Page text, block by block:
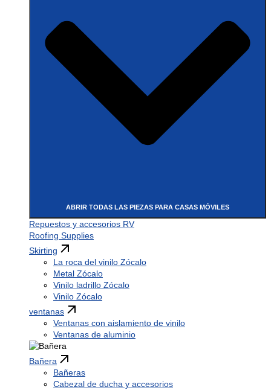
ABRIR TODAS LAS PIEZAS PARA CASAS MÓVILES
Repuestos y accesorios RV
Roofing Supplies
Skirting
La roca del vinilo Zócalo
Metal Zócalo
Vinilo ladrillo Zócalo
Vinilo Zócalo
ventanas
Ventanas con aislamiento de vinilo
Ventanas de aluminio
Bañera
Bañeras
Cabezal de ducha y accesorios